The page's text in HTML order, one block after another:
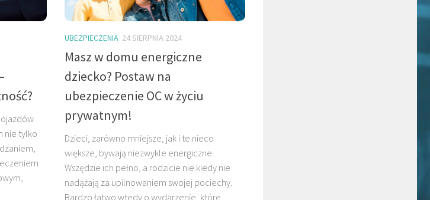
nie tylko
UBEZPIECZENIA 24 SIERPNIA 2024
Masz w domu energiczne
dziecko? Postaw na
ubezpieczenie OC w życiu
prywatnym!
Dzieci, zarówno mniejsze, jak i te nieco
większe, bywają niezwykle energiczne.
Wszędzie ich pełno, a rodzicie nie kiedy nie
nadążają za upilnowaniem swojej pociechy.
Bardzo łatwo wtedy o wydarzenie, które